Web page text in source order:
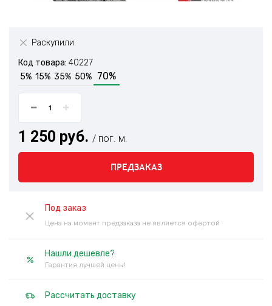
Раскупили
Код товара: 40227
5% 15% 35% 50% 70%
1 250 руб. / пог. м.
ПРЕДЗАКАЗ
Под заказ
Цена на момент предзаказа не является офертой
Нашли дешевле?
Гарантия лучшей цены!
Рассчитать доставку